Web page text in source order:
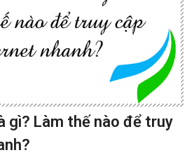
gì? Làm thế nào để truy